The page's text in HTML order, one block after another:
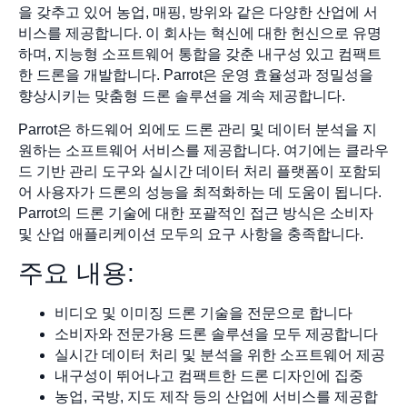
을 갖추고 있어 농업, 매핑, 방위와 같은 다양한 산업에 서
비스를 제공합니다. 이 회사는 혁신에 대한 헌신으로 유명
하며, 지능형 소프트웨어 통합을 갖춘 내구성 있고 컴팩트
한 드론을 개발합니다. Parrot은 운영 효율성과 정밀성을
향상시키는 맞춤형 드론 솔루션을 계속 제공합니다.
Parrot은 하드웨어 외에도 드론 관리 및 데이터 분석을 지
원하는 소프트웨어 서비스를 제공합니다. 여기에는 클라우
드 기반 관리 도구와 실시간 데이터 처리 플랫폼이 포함되
어 사용자가 드론의 성능을 최적화하는 데 도움이 됩니다.
Parrot의 드론 기술에 대한 포괄적인 접근 방식은 소비자
및 산업 애플리케이션 모두의 요구 사항을 충족합니다.
주요 내용:
비디오 및 이미징 드론 기술을 전문으로 합니다
소비자와 전문가용 드론 솔루션을 모두 제공합니다
실시간 데이터 처리 및 분석을 위한 소프트웨어 제공
내구성이 뛰어나고 컴팩트한 드론 디자인에 집중
농업, 국방, 지도 제작 등의 산업에 서비스를 제공합